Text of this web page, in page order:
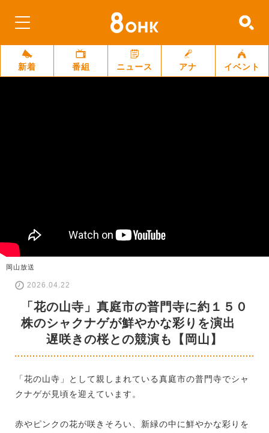
新着 番組 ニュース アナ イベント
岡山放送
2026.04.22
「花の山寺」真庭市の普門寺に約１５０
株のシャクナゲが鮮やかな彩りを演出
遅咲きの桜との競演も【岡山】
「花の山寺」として親しまれている真庭市の普門寺でシャ
クナゲが見頃を迎えています。
赤やピンクの花が咲きそろい、新緑の中に鮮やかな彩りを